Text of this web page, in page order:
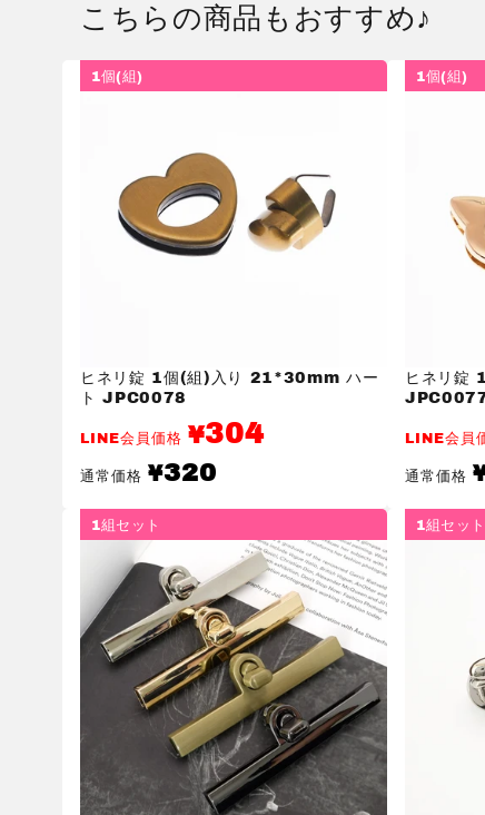
こちらの商品もおすすめ♪
1個(組)
ヒネリ錠 1個(組)入り 21*30mm ハー
ト JPC0078
LINE会員価格 ¥304
通常価格
通
常
格
¥320
1個(組)
ヒネリ錠
LINE会員
通常価格
常
格
1組セット 1組セット